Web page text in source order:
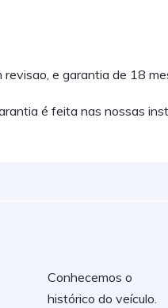
e garantia de 18
é feita nas nossas
Conhecemos o
histórico do veículo.